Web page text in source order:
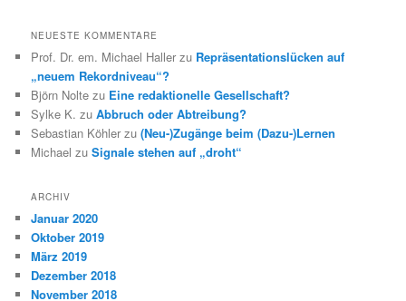
NEUESTE KOMMENTARE
Prof. Dr. em. Michael Haller zu Repräsentationslücken auf
„neuem Rekordniveau“?
Björn Nolte zu Eine redaktionelle Gesellschaft?
Sylke K. zuAbbruch oder Abtreibung?
Sebastian Köhler zu(Neu-)Zugänge beim (Dazu-)Lernen
Michael zuSignale stehen auf „droht“
ARCHIV
Januar 2020
Oktober 2019
März 2019
Dezember 2018
November 2018